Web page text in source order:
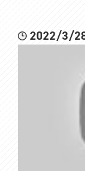
所属：個人Vtuberグ
チャンネル：
HP：https://
2022/3/